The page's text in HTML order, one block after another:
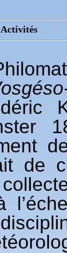
Activités
de